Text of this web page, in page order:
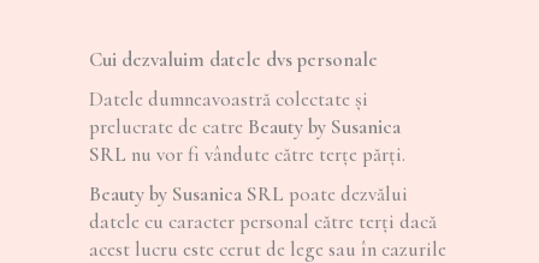
Cui dezvaluim datele dvs personale
Datele dumneavoastră colectate şi
prelucrate de catre Beauty by Susanica
SRL nu vor fi vândute către terţe părţi.
Beauty by Susanica SRL poate dezvălui
datele cu caracter personal către terţi dacă
acest lucru este cerut de lege sau în cazurile